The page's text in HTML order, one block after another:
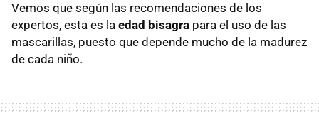
Vemos que según las recomendaciones de los
expertos, esta es la edad bisagra para el uso de las
mascarillas, puesto que depende mucho de la madurez
de cada niño.